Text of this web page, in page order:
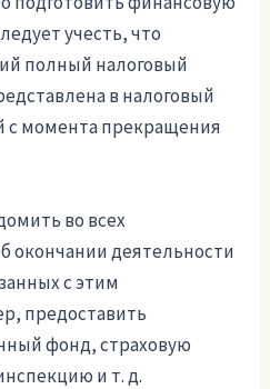
учесть, что
полный налоговый
в налоговый
с момента прекращения
во всех
окончании деятельности
с этим
предоставить
фонд, страховую
и т. д.